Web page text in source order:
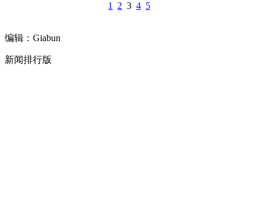
1 2 3 4 5
编辑：Giabun
新闻排行版